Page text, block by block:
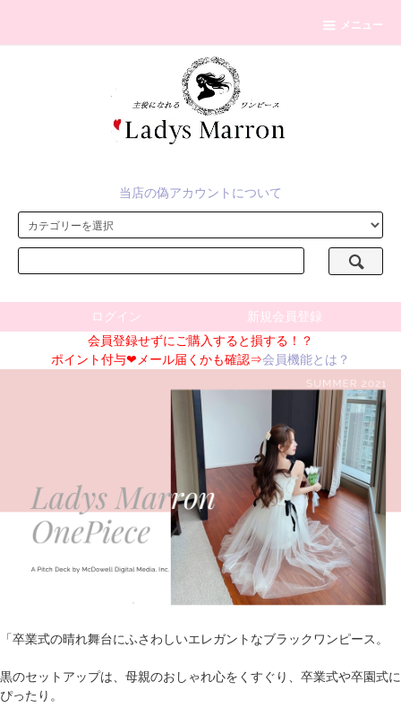
メニュー
当店の偽アカウントについて
ログイン
新規会員登録
会員登録せずにご購入すると損する！？
ポイント付与❤メール届くかも確認⇒会員機能とは？
「卒業式の晴れ舞台にふさわしいエレガントなブラックワンピース。
黒のセットアップは、母親のおしゃれ心をくすぐり、卒業式や卒園式に
ぴったり。